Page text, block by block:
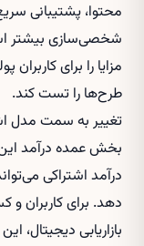
محتوا، پشتیبانی
شخصی‌سازی بیشتر
مزایا را برای
طرح‌ها را تست کند.
تغییر به سمت مدل
بخش عمده درآمد
درآمد اشتراکی
دهد. برای کاربران
بازاریابی دیجیتال،